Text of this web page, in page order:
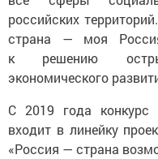
российских
страна — моя
к решению
экономического
С 2019 года
входит в линейку
«Россия — страна